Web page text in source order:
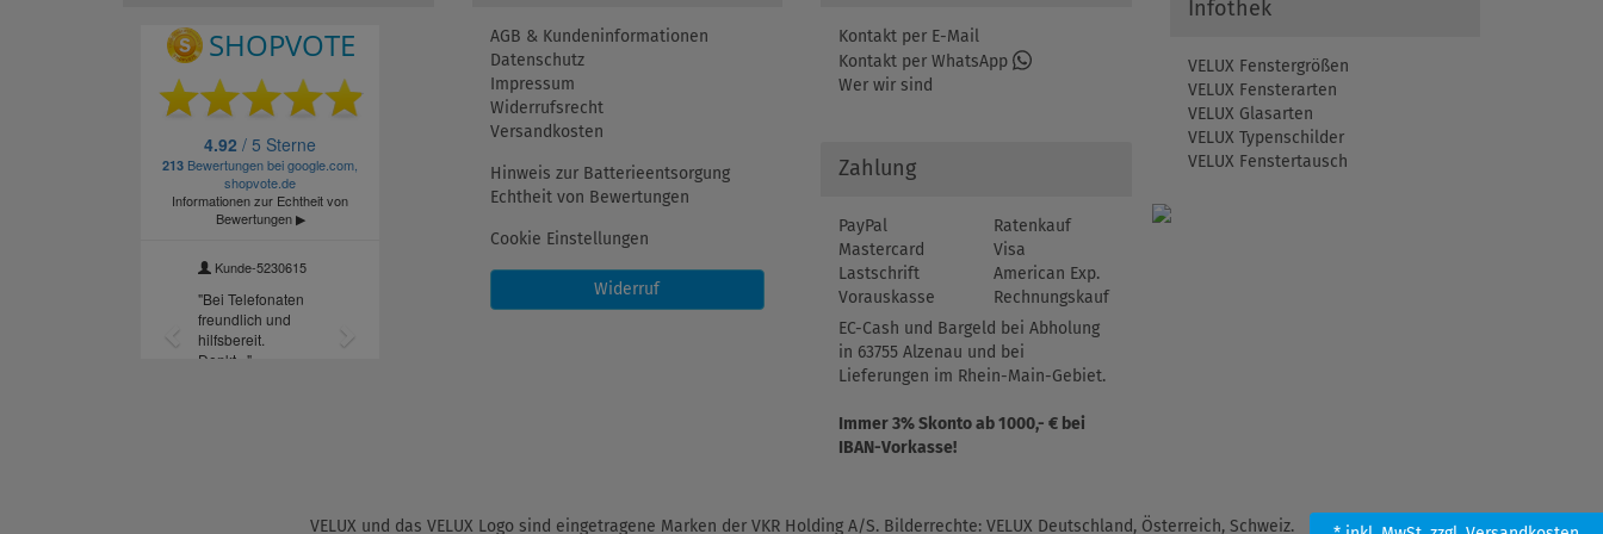
AGB & Kundeninformationen
Datenschutz
Impressum
Widerrufsrecht
Versandkosten
Hinweis zur Batterieentsorgung
Echtheit von Bewertungen
Cookie Einstellungen
Widerruf
Kontakt per E-Mail
Kontakt per WhatsApp
Wer wir sind
Zahlung
PayPal
Ratenkauf
Mastercard
Visa
Lastschrift
American Exp.
Vorauskasse
Rechnungskauf
EC-Cash und Bargeld bei Abholung
in 63755 Alzenau und bei
Lieferungen im Rhein-Main-Gebiet.
Immer 3% Skonto ab 1000,- € bei
IBAN-Vorkasse!
Infothek
VELUX Fenstergrößen
VELUX Fensterarten
VELUX Glasarten
VELUX Typenschilder
VELUX Fenstertausch
VELUX und das VELUX Logo sind eingetragene Marken der VKR Holding A/S. Bilderrechte: VELUX Deutschland, Österreich, Schweiz.